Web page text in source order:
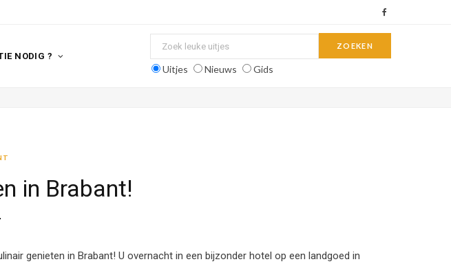
c
NODIG ?
Uitjes Nieuws Gids
in Brabant!
genieten in Brabant! U overnacht in een bijzonder hotel op een landgoed in